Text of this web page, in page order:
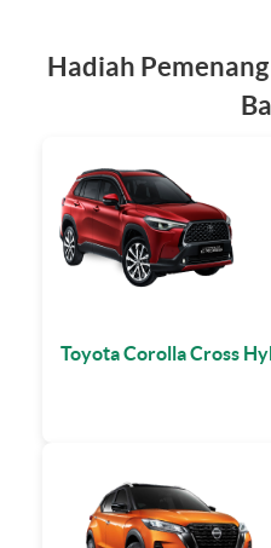
Hadiah
Toyota Corolla Cross